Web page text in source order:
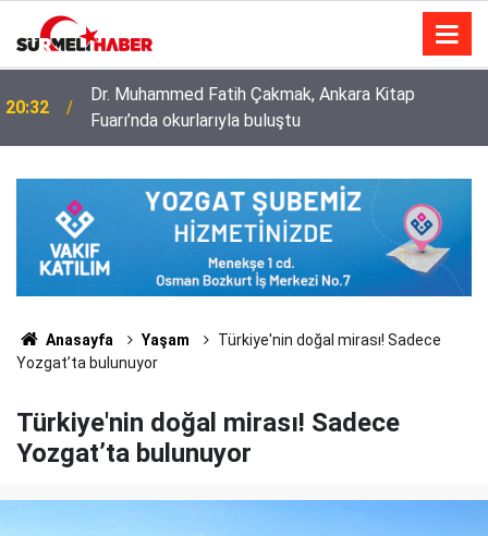
14:52
Diyanet İşleri Başkanlığı ile Türkiye Diyanet Vakfı
milyonları sevindirdi
Anasayfa Yaşam
Türkiye'nin doğal mirası! Sadece
Yozgat’ta bulunuyor
Türkiye'nin doğal mirası! Sadece
Yozgat’ta bulunuyor